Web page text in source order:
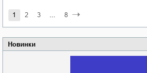
Новинки
1 2 3 ... 8